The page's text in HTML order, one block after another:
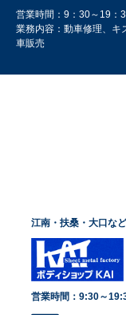
営業時間：9：30～19：
業務内容：動車修理、キ
車販売
江南・扶桑・大口な
営業時間：9:30～